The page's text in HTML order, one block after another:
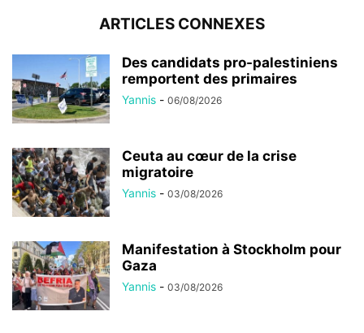
ARTICLES CONNEXES
Des candidats pro-palestiniens
remportent des primaires
Yannis - 06/08/2026
Ceuta au cœur de la crise
migratoire
Yannis - 03/08/2026
Manifestation à Stockholm pour
Gaza
Yannis - 03/08/2026